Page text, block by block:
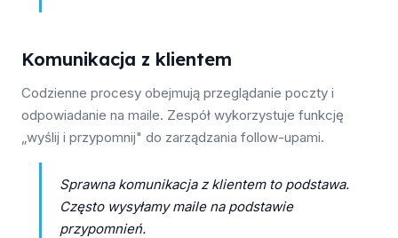
Komunikacja z klientem
Codzienne procesy obejmują przeglądanie poczty i
odpowiadanie na maile. Zespół wykorzystuje funkcję
„wyślij i przypomnij" do zarządzania follow-upami.
Sprawna komunikacja z klientem to podstawa.
Często wysyłamy maile na podstawie
przypomnień.